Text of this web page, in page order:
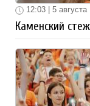
12:03 | 5 августа
Каменский